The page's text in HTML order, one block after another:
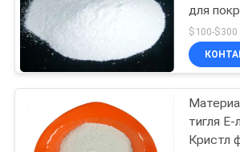
НОВОСТИ
СЛУЧАИ
ЗАПРОСИТЕ
Фторидные
для
тигля
Кристл